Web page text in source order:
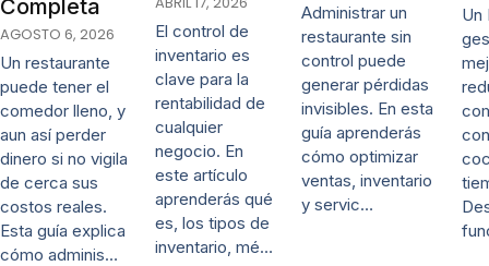
Completa
AGOSTO 6, 2026
Un restaurante
puede tener el
comedor lleno, y
aun así perder
dinero si no vigila
de cerca sus
costos reales.
Esta guía explica
cómo adminis…
El control de
inventario es
clave para la
rentabilidad de
cualquier
negocio. En
este artículo
aprenderás qué
es, los tipos de
inventario, mé…
Administrar un
restaurante sin
control puede
generar pérdidas
invisibles. En esta
guía aprenderás
cómo optimizar
ventas, inventario
y servic…
Un